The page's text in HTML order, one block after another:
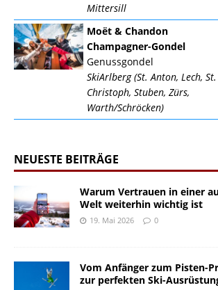
Mittersill
Moët & Chandon
Champagner-Gondel
Genussgondel
SkiArlberg (St. Anton, Lech, St.
Christoph, Stuben, Zürs,
Warth/Schröcken)
NEUESTE BEITRÄGE
Warum Vertrauen in einer
Welt weiterhin wichtig ist
19. Mai 2026 0
Vom Anfänger zum Pisten-
zur perfekten Ski-